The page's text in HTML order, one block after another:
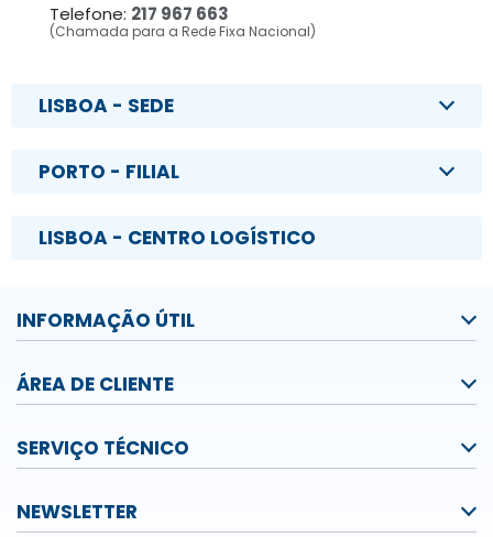
Telefone: 217 967 663
(Chamada para a Rede Fixa Nacional)
LISBOA - SEDE
PORTO - FILIAL
LISBOA - CENTRO LOGÍSTICO
INFORMAÇÃO ÚTIL
ÁREA DE CLIENTE
SERVIÇO TÉCNICO
NEWSLETTER